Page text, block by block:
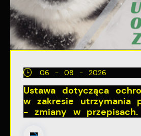
06 - 08 - 2026
Ustawa dotycząca
w zakresie utrzymania
- zmiany w przepisach.